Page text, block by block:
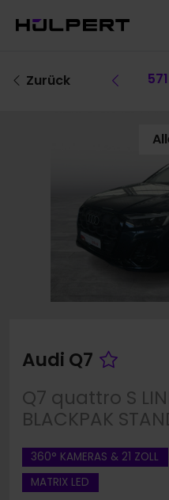
Zurück
Audi Q7
Q7 quattro S
BLACKPAK
360° KAMERAS & 21 ZOLL
MATRIX LED